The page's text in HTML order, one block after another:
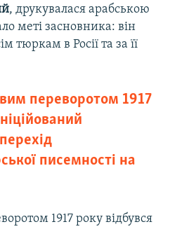
, друкувалася арабською
меті засновника: він
тюркам в Росії та за її
переворотом 1917
писемності на
1917 року відбувся